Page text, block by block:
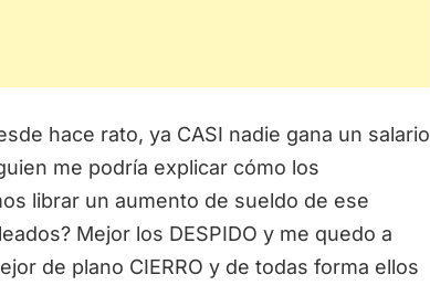
hace rato, ya CASI nadie gana un salario
me podría explicar cómo los
librar un aumento de sueldo de ese
Mejor los DESPIDO y me quedo a
de plano CIERRO y de todas forma ellos